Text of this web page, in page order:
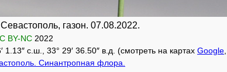
газон. 07.08.2022.
BY-NC 2022
1.13″ с.ш., 33° 29′ 36.50″ в.д. (смотреть на картах Google
Синантропная флора.